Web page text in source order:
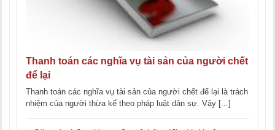
Thanh toán các nghĩa vụ tài sản của người chết
để lại
Thanh toán các nghĩa vụ tài sản của người chết để lại là trách
nhiệm của người thừa kế theo pháp luật dân sự. Vậy [...]